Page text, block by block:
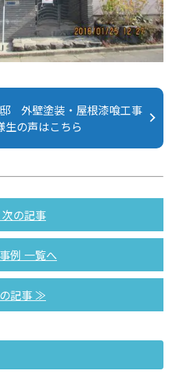
外壁塗装・屋根漆喰工事
生の声はこちら
の記事
例 一覧へ
記事 ≫